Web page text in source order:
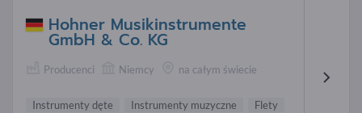
Hohner Musikinstrumente
GmbH & Co. KG
Producenci Niemcy na całym świecie
Instrumenty dęte Instrumenty muzyczne
Flety